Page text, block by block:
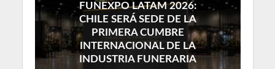
FUNEXPO LATAM 2026:
CHILE SERÁ SEDE DE LA
PRIMERA CUMBRE
INTERNACIONAL DE LA
INDUSTRIA FUNERARIA